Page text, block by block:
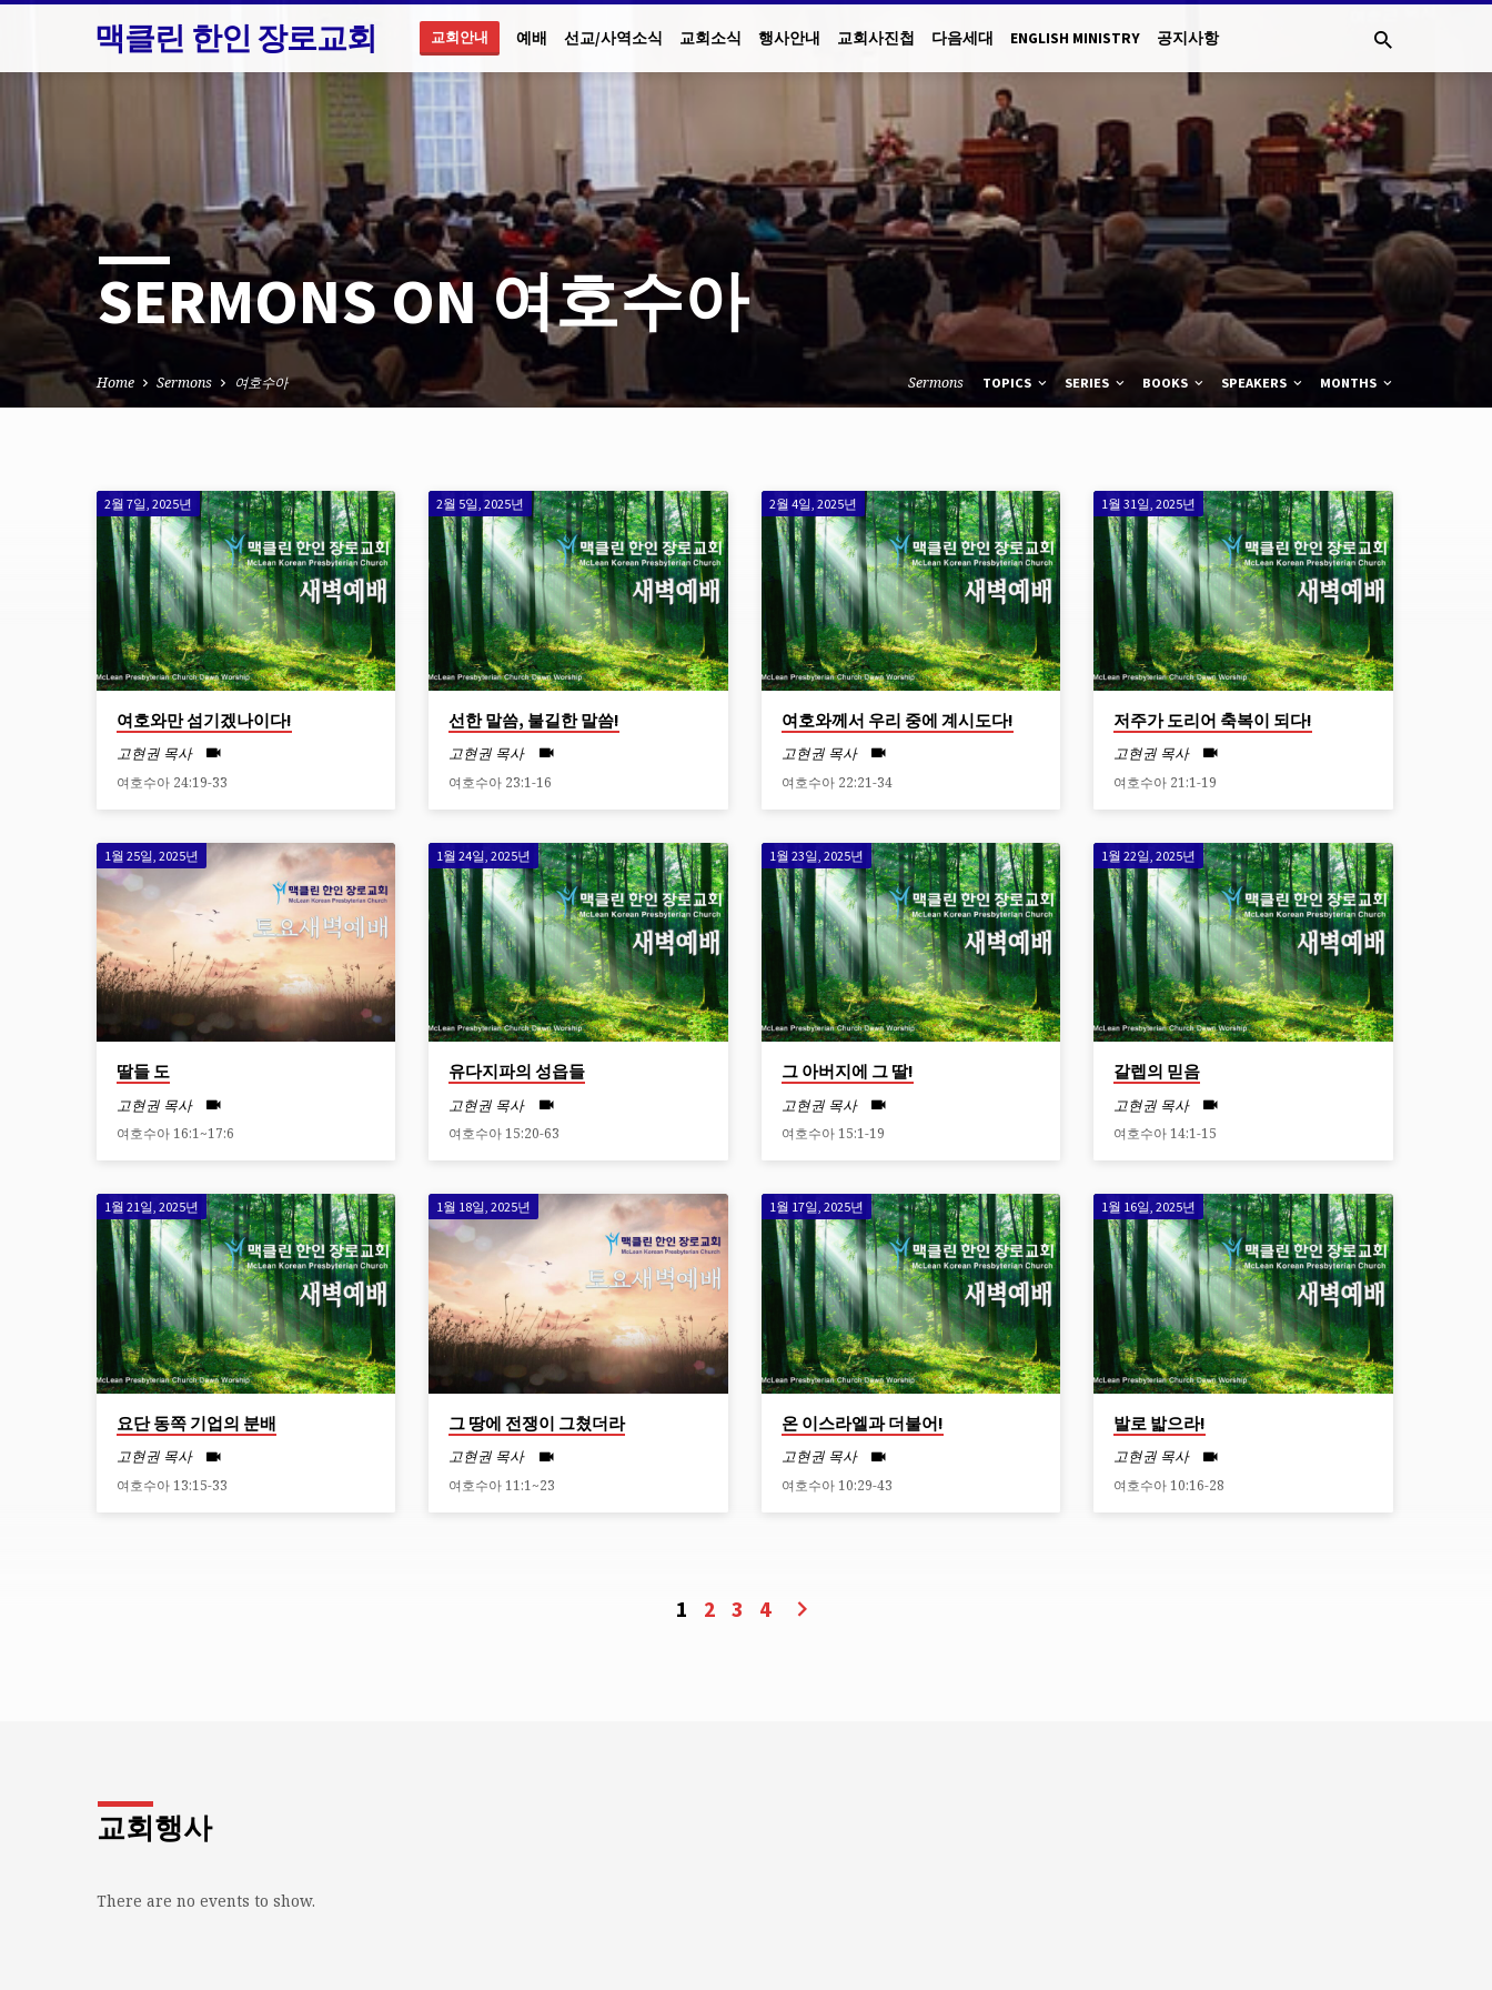
맥클린 한인 장로교회 교회안내 예배 선교/사역소식 교회소식 행사안내 교회사진첩 다음세대 ENGLISH MINISTRY 공지사항
SERMONS ON 여호수아
Home Sermons 여호수아 Sermons TOPICS SERIES BOOKS SPEAKERS MONTHS
SERMONS
ON
여
호
수
아
2월 7일, 2025년
여호와만 섬기겠나이다!
고현권 목사
여호수아 24:19-33
2월 5일, 2025년
선한 말씀, 불길한 말씀!
고현권 목사
여호수아 23:1-16
2월 4일, 2025년
여호와께서 우리 중에 계시도다!
고현권 목사
여호수아 22:21-34
1월 31일, 2025년
저주가 도리어 축복이 되다!
고현권 목사
여호수아 21:1-19
1월 25일, 2025년
딸들 도
고현권 목사
여호수아 16:1~17:6
1월 24일, 2025년
유다지파의 성읍들
고현권 목사
여호수아 15:20-63
1월 23일, 2025년
그 아버지에 그 딸!
고현권 목사
여호수아 15:1-19
1월 22일, 2025년
갈렙의 믿음
고현권 목사
여호수아 14:1-15
1월 21일, 2025년
요단 동쪽 기업의 분배
고현권 목사
여호수아 13:15-33
1월 18일, 2025년
그 땅에 전쟁이 그쳤더라
고현권 목사
여호수아 11:1~23
1월 17일, 2025년
온 이스라엘과 더불어!
고현권 목사
여호수아 10:29-43
1월 16일, 2025년
발로 밟으라!
고현권 목사
여호수아 10:16-28
1 2 3 4
교회행사
There are no events to show.